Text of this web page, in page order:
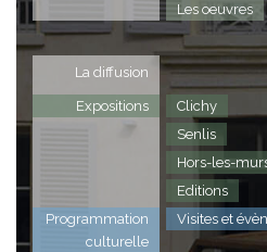
Les oeuvres
La diffusion
Expositions
Clichy
Senlis
Hors-les-
Editions
Programmation
culturelle
Visites et